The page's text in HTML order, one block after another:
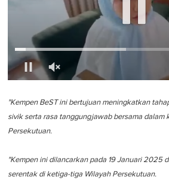
f
1
i
t
e
"Kempen BeST ini bertujuan meningkatkan
sivik serta rasa tanggungjawab bersama dalam
Persekutuan.
"Kempen ini dilancarkan pada 19 Januari 2025
serentak di ketiga-tiga Wilayah Persekutuan.